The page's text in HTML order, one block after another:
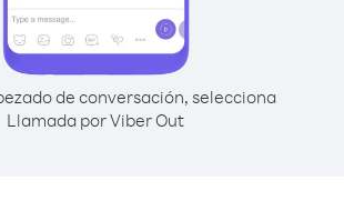
de conversación, selecciona
Llamada por Viber Out